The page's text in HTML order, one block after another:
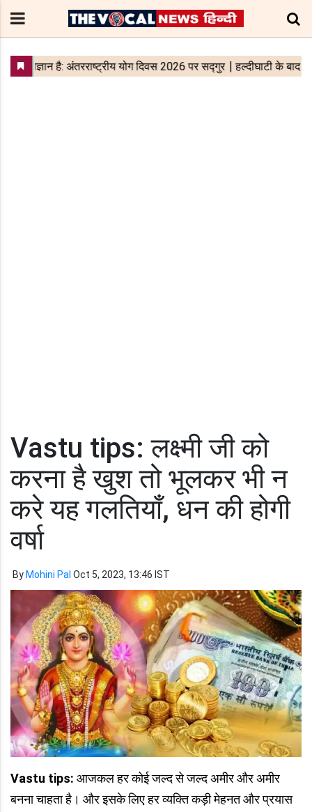
Vastu tips: लक्ष्मी जी को
करना है खुश तो भूलकर भी न
करे यह गलतियाँ, धन की होगी
वर्षा
By Mohini Pal Oct 5, 2023, 13:46 IST
Vastu tips: आजकल हर कोई जल्द से जल्द अमीर और अमीर
बनना चाहता है। और इसके लिए हर व्यक्ति कड़ी मेहनत और प्रयास